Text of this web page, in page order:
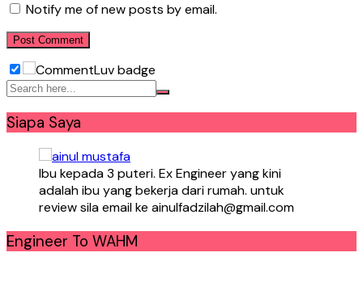
Notify me of new posts by email.
Siapa Saya
Ibu kepada 3 puteri. Ex Engineer yang kini
adalah ibu yang bekerja dari rumah. untuk
review sila email ke ainulfadzilah@gmail.com
Engineer To WAHM